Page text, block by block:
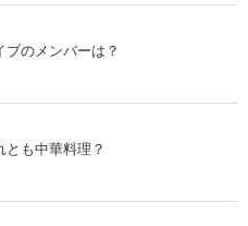
のメンバーは？
とも中華料理？